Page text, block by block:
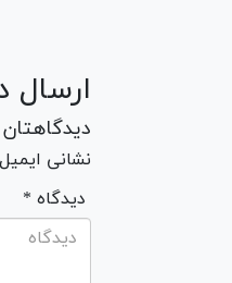
ارسال
نشانی
* دیدگاه